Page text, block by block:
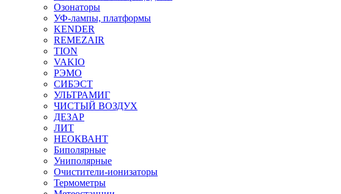
Озонаторы
УФ-лампы, платформы
KENDER
REMEZAIR
TION
VAKIO
РЭМО
СИБЭСТ
УЛЬТРАМИГ
ЧИСТЫЙ ВОЗДУХ
ДЕЗАР
ЛИТ
НЕОКВАНТ
Биполярные
Униполярные
Очистители-ионизаторы
Термометры